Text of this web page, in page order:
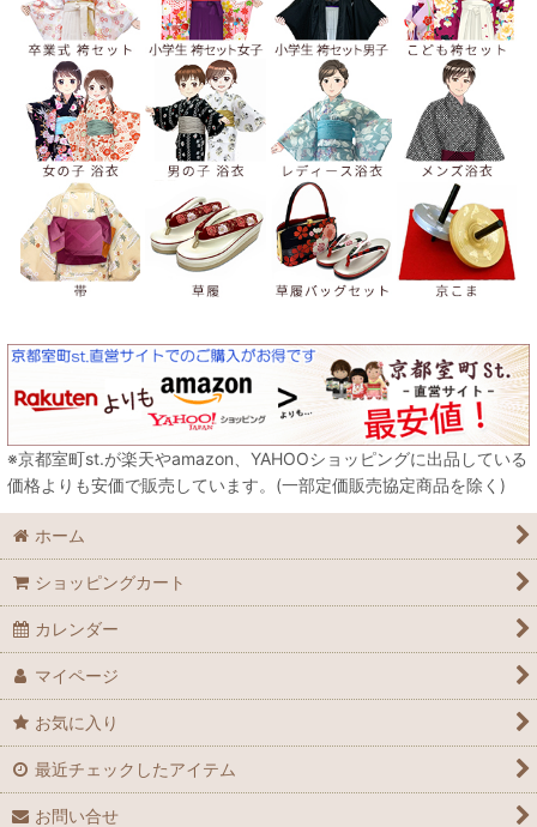
※京都室町st.が楽天やamazon、YAHOOショッピングに出品している
価格よりも安価で販売しています。(一部定価販売協定商品を除く)
ホーム
ショッピングカート
カレンダー
マイページ
お気に入り
最近チェックしたアイテム
お問い合せ